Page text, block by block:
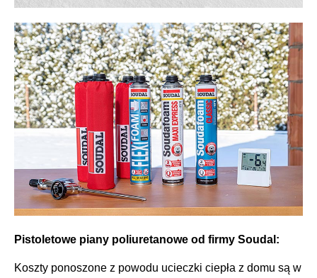
Pistoletowe piany poliuretanowe od firmy Soudal:
Koszty ponoszone z powodu ucieczki ciepła z domu są w